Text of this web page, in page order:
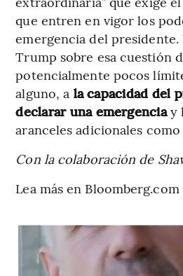
que entren en vigor los
emergencia del
Trump sobre esa cuestión
potencialmente pocos
alguno, a la capacidad del
declarar una emergenciay
aranceles adicionales
Con la colaboración de
Lea más en Bloomberg.com